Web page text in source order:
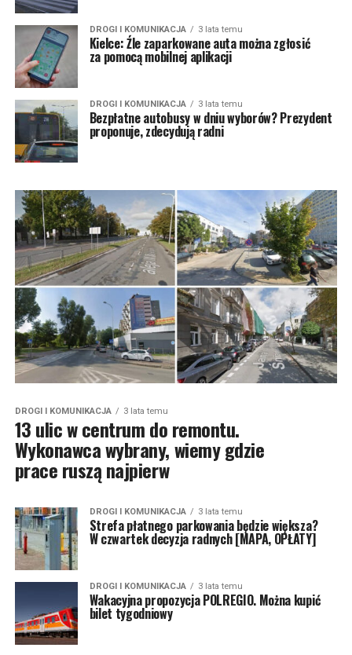
DROGI I KOMUNIKACJA 3 lata temu
Kielce: Źle zaparkowane auta można zgłosić
za pomocą mobilnej aplikacji
DROGI I KOMUNIKACJA 3 lata temu
Bezpłatne autobusy w dniu wyborów? Prezydent
proponuje, zdecydują radni
DROGI I KOMUNIKACJA 3 lata temu
13 ulic w centrum do remontu.
Wykonawca wybrany, wiemy gdzie
prace ruszą najpierw
DROGI I KOMUNIKACJA 3 lata temu
Strefa płatnego parkowania będzie większa?
W czwartek decyzja radnych [MAPA, OPŁATY]
DROGI I KOMUNIKACJA 3 lata temu
Wakacyjna propozycja POLREGIO. Można kupić
bilet tygodniowy